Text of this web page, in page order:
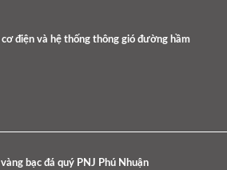
cơ điện và hệ thống thông gió đường hầm
bạc đá quý PNJ Phú Nhuận